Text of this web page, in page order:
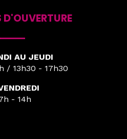
D'OUVERTURE
AU JEUDI
/ 13h30 - 17h30
- 14h